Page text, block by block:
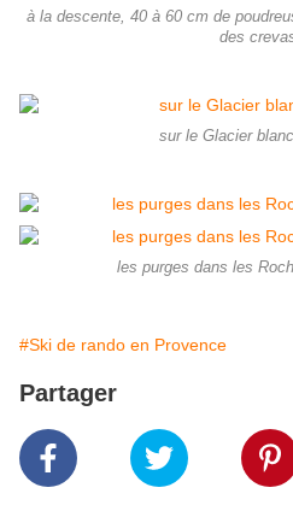
à la descente, 40 à 60 cm de
des
sur le Glacier
les purges dans les
#Ski de rando en Provence
Partager